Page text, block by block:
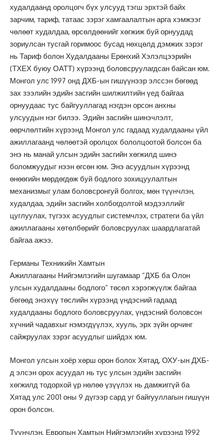
худалдаанд оролцогч бүх улсууд тэгш эрхтэй байх
зарчим, тариф, татаас зэрэг хамгаалалтын арга хэмжээг
чөлөөт худалдаа, өрсөлдөөнийг хөгжиж буй орнуудад
зориулсан тусгай горимоос бусад нөхцөлд дэмжих зэрэг
нь Тариф болон Худалдааны Ерөнхий Хэлэлцээрийн
(ТХЕХ буюу ОАТТ) хүрээнд боловсруулагдсан байсан юм.
Монгол улс 1997 онд ДХБ-ын гишүүнээр элссэн бөгөөд
зах зээлийн эдийн засгийн шилжилтийн үед байгаа
орнуудаас тус байгууллагад нэгдэн орсон анхны
улсуудын нэг билээ. Эдийн засгийн шинэчлэлт,
өөрчлөлтийн хүрээнд Монгол улс гадаад худалдааны үйл
ажиллагаанд чөлөөтэй оролцох бололцоотой болсон ба
энэ нь манай улсын эдийн засгийн хөгжилд шинэ
боломжуудыг нээн өгсөн юм. Энэ асуудлын хүрээнд
өнөөгийн мөрдөгдөж буй бодлого зохицуулалтын
механизмыг улам боловсронгуй болгох, мөн түүнчлэн,
худалдаа, эдийн засгийн холбогдолтой мэдээллийг
цуглуулах, түгээх асуудлыг системчлэх, стратеги ба үйл
ажиллагааны хөтөлбөрийг боловсруулах шаардлагатай
байгаа ажээ.
Германы Техникийн Хамтын
Ажиллагааны Нийгэмлэгийн шугамаар “ДХБ ба Олон
улсын худалдааны бодлого” төсөл хэрэгжүүлж байгаа
бөгөөд энэхүү төслийн хүрээнд үндэсний гадаад
худалдааны бодлого боловсруулах, үндэсний боловсон
хүчний чадавхыг нэмэгдүүлэх, хууль, эрх зүйн орчинг
сайжруулах зэрэг асуудлыг шийдэх юм.
Монгол улсын хоёр хөрш орон болох Хятад, ОХУ-ын ДХБ-
д элсэн орох асуудал нь тус улсын эдийн засгийн
хөгжилд тодорхой үр нөлөө үзүүлэх нь дамжиггүй ба
Хятад улс 2001 оны 9 дүгээр сард уг байгууллагын гишүүн
орон болсон.
Түүнчлэн, Европын Хамтын Нийгэмлэгийн хүрээнд 1992